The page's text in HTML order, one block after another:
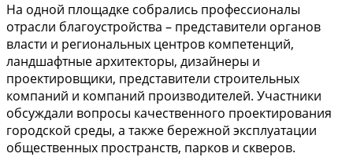
На одной площадке собрались профессионалы
отрасли благоустройства – представители органов
власти и региональных центров компетенций,
ландшафтные архитекторы, дизайнеры и
проектировщики, представители строительных
компаний и компаний производителей. Участники
обсуждали вопросы качественного проектирования
городской среды, а также бережной эксплуатации
общественных пространств, парков и скверов.